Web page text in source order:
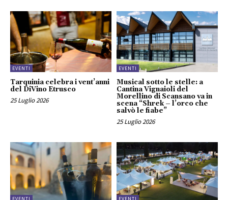
EVENTI
Tarquinia celebra i vent’anni
del DiVino Etrusco
25 Luglio 2026
EVENTI
Musical sotto le stelle: a
Cantina Vignaioli del
Morellino di Scansano va in
scena “Shrek – l’orco che
salvò le fiabe”
25 Luglio 2026